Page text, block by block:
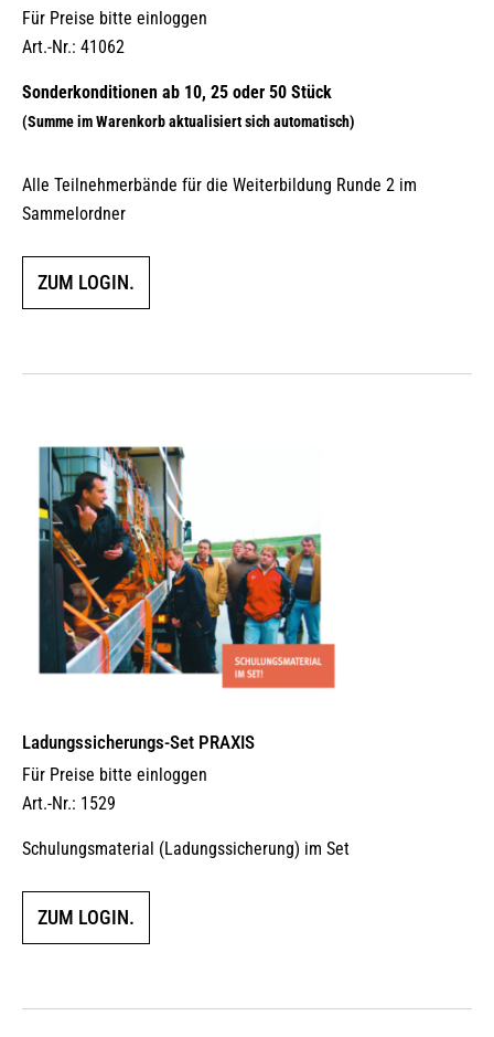
Für Preise bitte einloggen
Art.-Nr.: 41062
Alle Teilnehmerbände für die Weiterbildung Runde 2 im
Sammelordner
ZUM LOGIN.
Ladungssicherungs-Set PRAXIS
Für Preise bitte einloggen
Art.-Nr.: 1529
Schulungsmaterial (Ladungssicherung) im Set
ZUM LOGIN.